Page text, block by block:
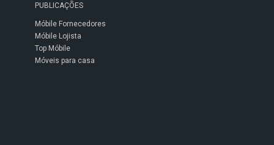
PUBLICAÇÕES
Móbile Fornecedores
Móbile Lojista
Top Móbile
Móveis para casa